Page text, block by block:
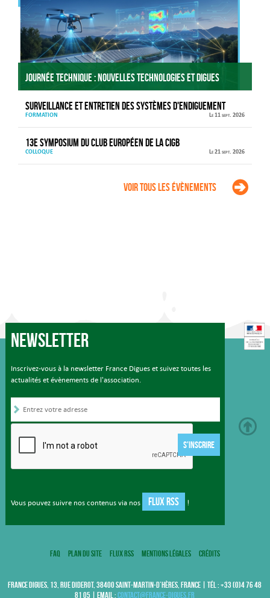
Journée technique : Nouvelles technologies et digues
Surveillance et entretien des systèmes d'endiguement
FORMATION Le 11 sept. 2026
13e Symposium du Club européen de la CIGB
COLLOQUE Le 21 sept. 2026
Voir tous les évènements
Newsletter
Inscrivez-vous à la newsletter France Digues et suivez toutes les
actualités et évènements de l'association.
S'INSCRIRE
Vous pouvez suivre nos contenus via nos FLUX RSS !
FAQ Plan du site Flux RSS Mentions légales Crédits
FRANCE DIGUES, 13, RUE DIDEROT, 38400 SAINT-MARTIN-D’HÈRES, FRANCE | TÉL : +33 (0)4 76 48
81 05 | EMAIL :contact@france-digues.fr